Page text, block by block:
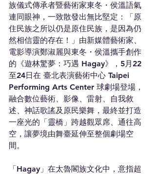
族儀式傳承者暨藝術家東冬・侯溫語氣
連同眼神，一致散發出無比堅定：「原
住民族之所以仍是原住民族，是因為仍
然相信靈的存在！」由新媒體藝術家、
電影導演鄭淑麗與東冬・侯溫攜手創作
的《遊林驚夢：巧遇 Hagay》，5月22
至24日在 臺北表演藝術中心 Taipei
Performing Arts Center 球劇場登場，
融合數位藝術、影像、雷射、自我敘
述、神話歌謠及原民樂舞，最終並打造
一座光的「靈橋」跨越觀眾席、通往高
空，讓夢境由舞臺延伸至整個劇場空
間。
「Hagay」在太魯閣族文化中，意指超